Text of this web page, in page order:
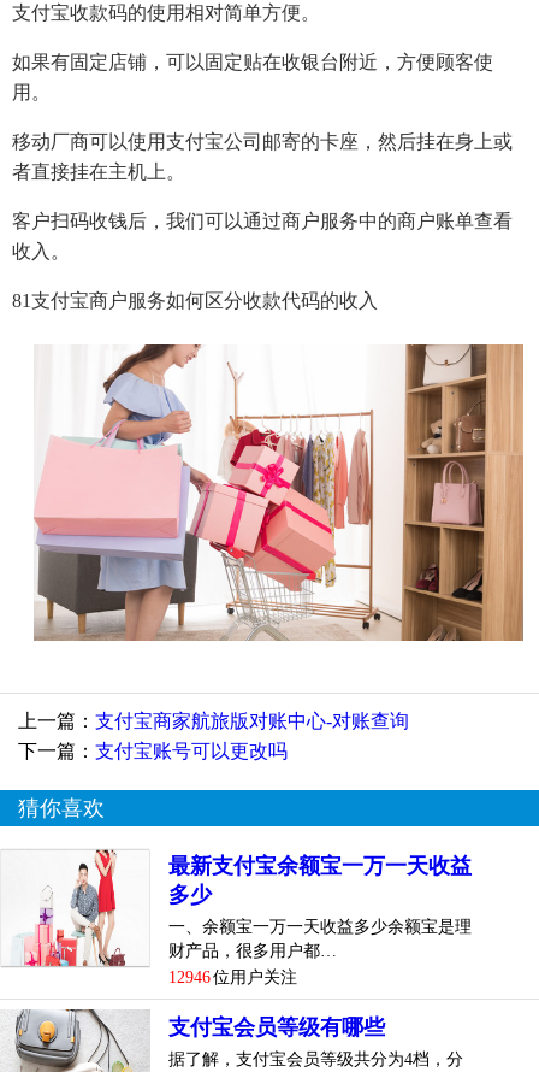
支付宝收款码的使用相对简单方便。
如果有固定店铺，可以固定贴在收银台附近，方便顾客使
用。
移动厂商可以使用支付宝公司邮寄的卡座，然后挂在身上或
者直接挂在主机上。
客户扫码收钱后，我们可以通过商户服务中的商户账单查看
收入。
81支付宝商户服务如何区分收款代码的收入
上一篇： 支付宝商家航旅版对账中心-对账查询
下一篇： 支付宝账号可以更改吗
猜你喜欢
最新支付宝余额宝一万一天收益
多少
一、余额宝一万一天收益多少余额宝是理
财产品，很多用户都…
12946位用户关注
支付宝会员等级有哪些
据了解，支付宝会员等级共分为4档，分